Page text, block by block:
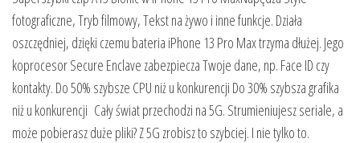
fotograficzne, Tryb filmowy, Tekst na żywo i inne funkcje. Działa
oszczędniej, dzięki czemu bateria iPhone 13 Pro Max trzyma dłużej. Jego
koprocesor Secure Enclave zabezpiecza Twoje dane, np. Face ID czy
kontakty. Do 50% szybsze CPU niż u konkurencji Do 30% szybsza grafika
niż u konkurencji Cały świat przechodzi na 5G. Strumieniujesz seriale, a
może pobierasz duże pliki? Z 5G zrobisz to szybciej. I nie tylko to.